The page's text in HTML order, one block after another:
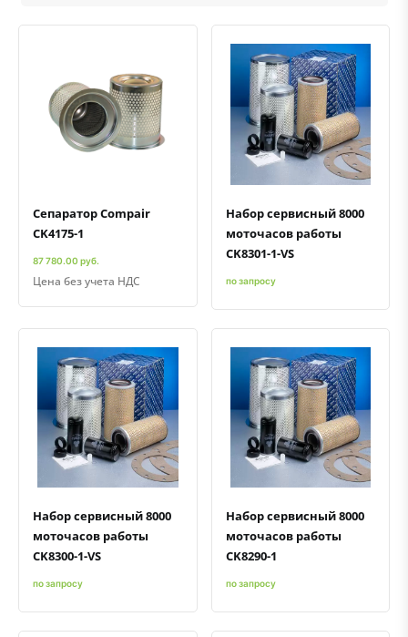
Быстрый просмотрДобавить к сравнению
Добавить в избранное
Сепаратор Compair
CK4175-1
87 780.00 руб.
Цена без учета НДС
Быстрый просмотрДобавить к сравнению
Добавить в избранное
Набор сервисный 8000
моточасов работы
CK8301-1-VS
по запросу
Быстрый просмотрДобавить к сравнению
Добавить в избранное
Набор сервисный 8000
моточасов работы
CK8300-1-VS
по запросу
Быстрый просмотрДобавить к сравнению
Добавить в избранное
Набор сервисный 8000
моточасов работы
CK8290-1
по запросу